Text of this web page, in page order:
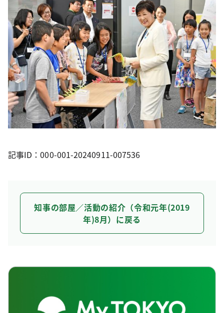
記事ID：000-001-20240911-007536
知事の部屋／活動の紹介（令和元年(2019
年)8月）に戻る